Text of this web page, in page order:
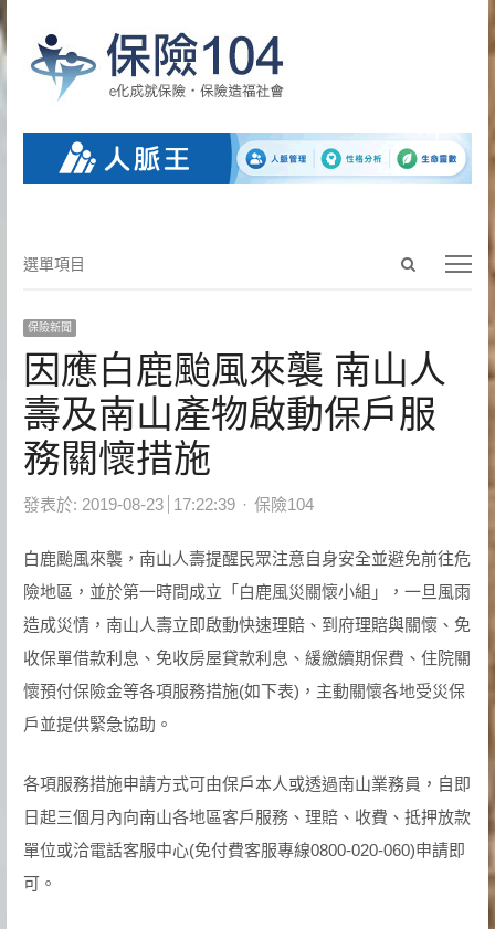
Open
search
選
項
目
選單項目
保險新聞
因應白鹿颱風來襲 南山人
壽及南山產物啟動保戶服
務關懷措施
發表於: 2019-08-23 17:22:39 Author
保險104
白鹿颱風來襲，南山人壽提醒民眾注意自身安全並避免前往危
險地區，並於第一時間成立「白鹿風災關懷小組」，一旦風雨
造成災情，南山人壽立即啟動快速理賠、到府理賠與關懷、免
收保單借款利息、免收房屋貸款利息、緩繳續期保費、住院關
懷預付保險金等各項服務措施(如下表)，主動關懷各地受災保
戶並提供緊急協助。
各項服務措施申請方式可由保戶本人或透過南山業務員，自即
日起三個月內向南山各地區客戶服務、理賠、收費、抵押放款
單位或洽電話客服中心(免付費客服專線0800-020-060)申請即
可。